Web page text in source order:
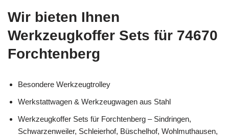
Wir bieten Ihnen
Werkzeugkoffer Sets für 74670
Forchtenberg
Besondere Werkzeugtrolley
Werkstattwagen & Werkzeugwagen aus Stahl
Werkzeugkoffer Sets für Forchtenberg – Sindringen,
Schwarzenweiler, Schleierhof, Büschelhof, Wohlmuthausen,